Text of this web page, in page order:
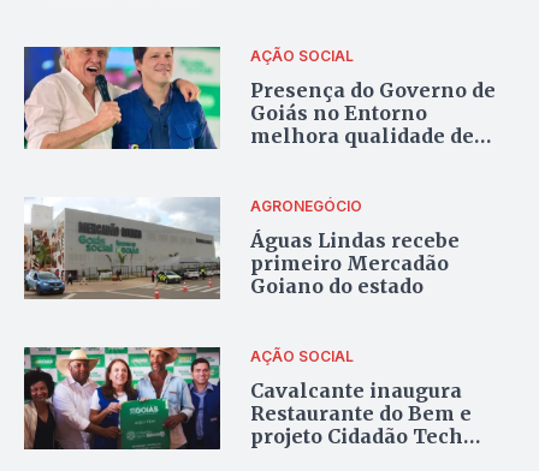
AÇÃO SOCIAL
Presença do Governo de
Goiás no Entorno
melhora qualidade de
AGRONEGÓCIO
Águas Lindas recebe
primeiro Mercadão
Goiano do estado
AÇÃO SOCIAL
Cavalcante inaugura
Restaurante do Bem e
projeto Cidadão Tech